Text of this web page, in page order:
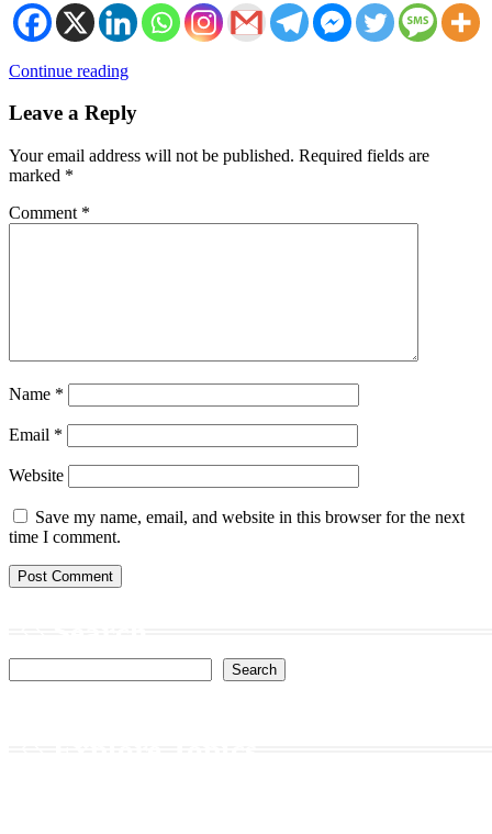
Continue reading
Leave a Reply
Your email address will not be published. Required fields are
marked *
Comment *
Name *
Email *
Website
Save my name, email, and website in this browser for the next
time I comment.
Search